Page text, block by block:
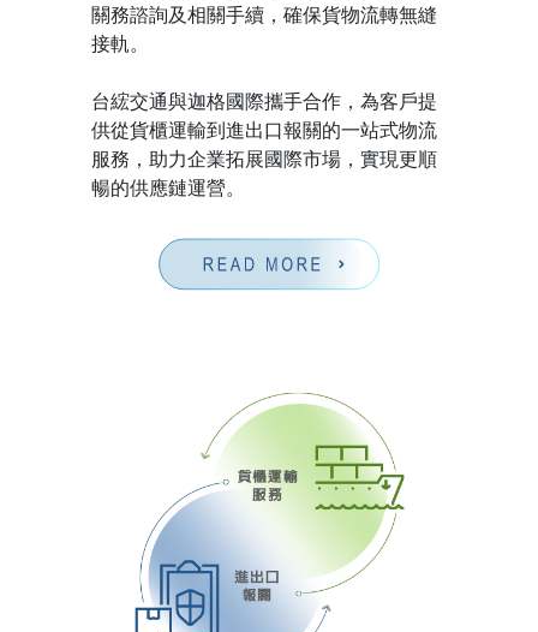
關務諮詢及相關手續，確保貨物流轉無縫
接軌。
台綋交通與迦格國際攜手合作，為客戶提
供從貨櫃運輸到進出口報關的一站式物流
服務，助力企業拓展國際市場，實現更順
暢的供應鏈運營。